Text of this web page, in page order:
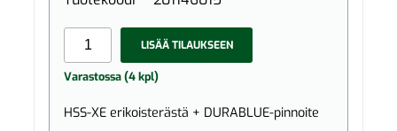
LISÄÄ TILAUKSEEN
Varastossa (4 kpl)
HSS-XE erikoisterästä + DURABLUE-pinnoite